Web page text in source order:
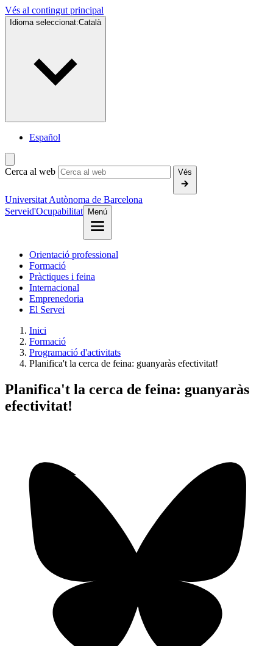
Vés al contingut principal
Idioma seleccionat:Català
Español
Cerca al web Vés
Universitat Autònoma de Barcelona
Serveid'Ocupabilitat Menú
Orientació professional
Formació
Pràctiques i feina
Internacional
Emprenedoria
El Servei
Inici
Formació
Programació d'activitats
Planifica't la cerca de feina: guanyaràs efectivitat!
Planifica't la cerca de feina: guanyaràs
efectivitat!